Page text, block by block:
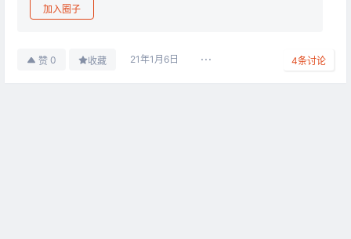
加入圈子
赞 0 收藏 21年1月6日 4条讨论